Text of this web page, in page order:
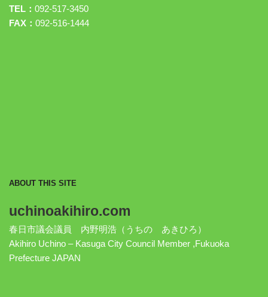
TEL： 092-517-3450
FAX： 092-516-1444
ABOUT THIS SITE
uchinoakihiro.com
春日市議会議員 内野明浩（うちの あきひろ）
Akihiro Uchino – Kasuga City Council Member ,Fukuoka
Prefecture JAPAN